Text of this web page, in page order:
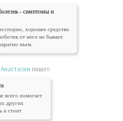
- симптомы и
хорошее средство
от него не бывает.
пьем.
Анастасия пишет:
всего помогает
других
и стоит